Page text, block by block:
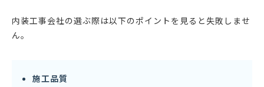
内装工事会社の選ぶ際は以下のポイントを見ると失敗しませ
ん。
施工品質